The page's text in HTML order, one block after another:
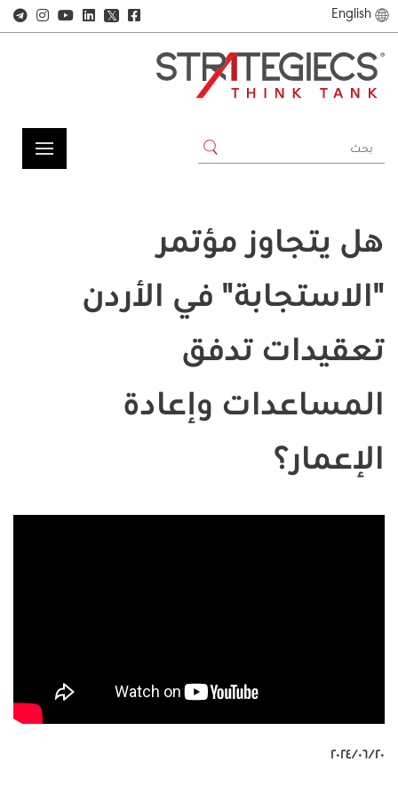
English
𝕏
هل يتجاوز مؤتمر
"الاستجابة" في الأردن
تعقيدات تدفق
المساعدات وإعادة
الإعمار؟
٢٠‏/٠٦‏/٢٠٢٤